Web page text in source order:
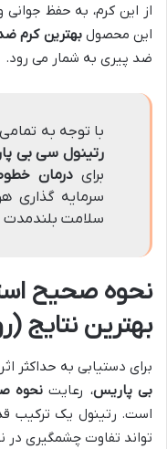
از این کرم، به حفظ
این محصولبهترین کرم
ضد پیری به شمار می رود.
با توجه به
رتینول سی بی
برای درمان
سرمایه گذاری
سلامت
نحوه صحیح
بهترین
برای دستیابی به حداکثر
بی پاریس، رعایت نحوه
است. رتینول یک ترکیب
تواند تفاوت چشمگیری در